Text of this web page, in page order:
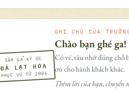
SÂN GA KÝ ỨC
ĐÀ LẠT HOA
PHỤC VỤ TỪ 2006
GHI CHÚ CỦA
Chào bạn ghé
Có vé, tàu nhớ đúng chỗ
ơn cho hành khách khác.
Thêm lời của bạn,